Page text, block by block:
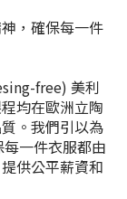
，確保每一件
free) 美利
均在歐洲立陶
。我們引以為
一件衣服都由
供公平薪資和